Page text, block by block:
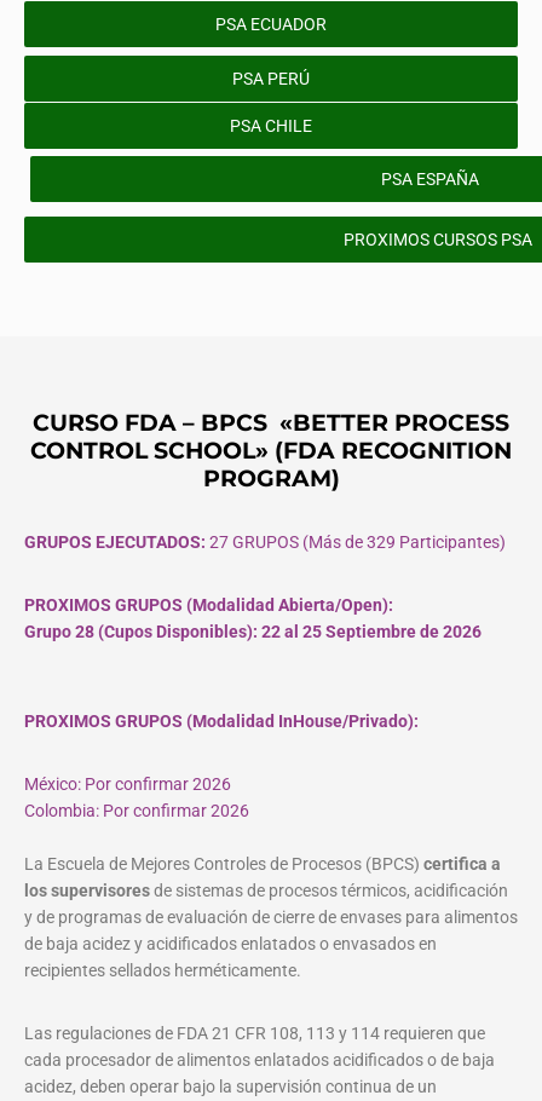
PSA ECUADOR
PSA PERÚ
PSA CHILE
PSA ESPAÑA
PROXIMOS CURSOS PSA
CURSO FDA – BPCS «BETTER PROCESS
CONTROL SCHOOL» (FDA RECOGNITION
PROGRAM)
GRUPOS EJECUTADOS: 27 GRUPOS (Más de 329 Participantes)
PROXIMOS GRUPOS (Modalidad Abierta/Open):
Grupo 28 (Cupos Disponibles): 22 al 25 Septiembre de 2026
PROXIMOS GRUPOS (Modalidad InHouse/Privado):
México: Por confirmar 2026
Colombia: Por confirmar 2026
La Escuela de Mejores Controles de Procesos (BPCS) certifica a
los supervisoresde sistemas de procesos térmicos, acidificación
y de programas de evaluación de cierre de envases para alimentos
de baja acidez y acidificados enlatados o envasados en
recipientes sellados herméticamente.
Las regulaciones de FDA 21 CFR 108, 113 y 114 requieren que
cada procesador de alimentos enlatados acidificados o de baja
acidez, deben operar bajo la supervisión continua de un